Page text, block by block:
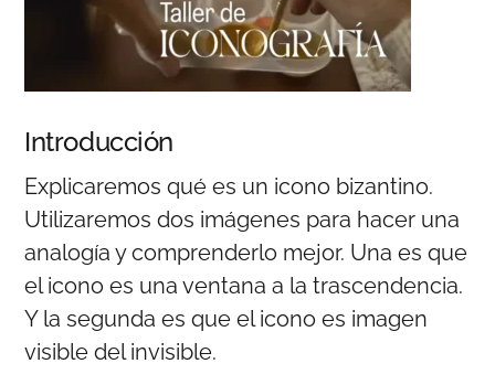
Introducción
Explicaremos qué es un icono bizantino.
Utilizaremos dos imágenes para hacer una
analogía y comprenderlo mejor. Una es que
el icono es una ventana a la trascendencia.
Y la segunda es que el icono es imagen
visible del invisible.